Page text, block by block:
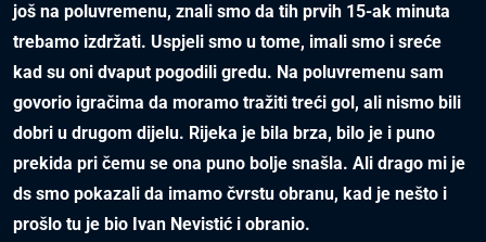
još na poluvremenu, znali smo da tih prvih 15-ak minuta
trebamo izdržati. Uspjeli smo u tome, imali smo i sreće
kad su oni dvaput pogodili gredu. Na poluvremenu sam
govorio igračima da moramo tražiti treći gol, ali nismo bili
dobri u drugom dijelu. Rijeka je bila brza, bilo je i puno
prekida pri čemu se ona puno bolje snašla. Ali drago mi je
ds smo pokazali da imamo čvrstu obranu, kad je nešto i
prošlo tu je bio Ivan Nevistić i obranio.